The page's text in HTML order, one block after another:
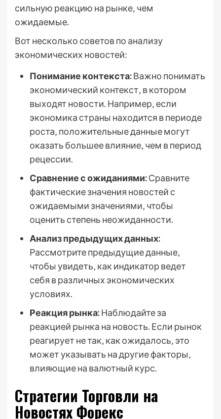
сильную реакцию на рынке‚ чем
ожидаемые.
Вот несколько советов по анализу
экономических новостей:
Понимание контекста:Важно понимать
экономический контекст‚ в котором
выходят новости. Например‚ если
экономика страны находится в периоде
роста‚ положительные данные могут
оказать большее влияние‚ чем в период
рецессии.
Сравнение с ожиданиями:Сравните
фактические значения новостей с
ожидаемыми значениями‚ чтобы
оценить степень неожиданности.
Анализ предыдущих данных:
Рассмотрите предыдущие данные‚
чтобы увидеть‚ как индикатор ведет
себя в различных экономических
условиях.
Реакция рынка:Наблюдайте за
реакцией рынка на новость. Если рынок
реагирует не так‚ как ожидалось‚ это
может указывать на другие факторы‚
влияющие на валютный курс.
Стратегии Торговли на
Новостях Форекс